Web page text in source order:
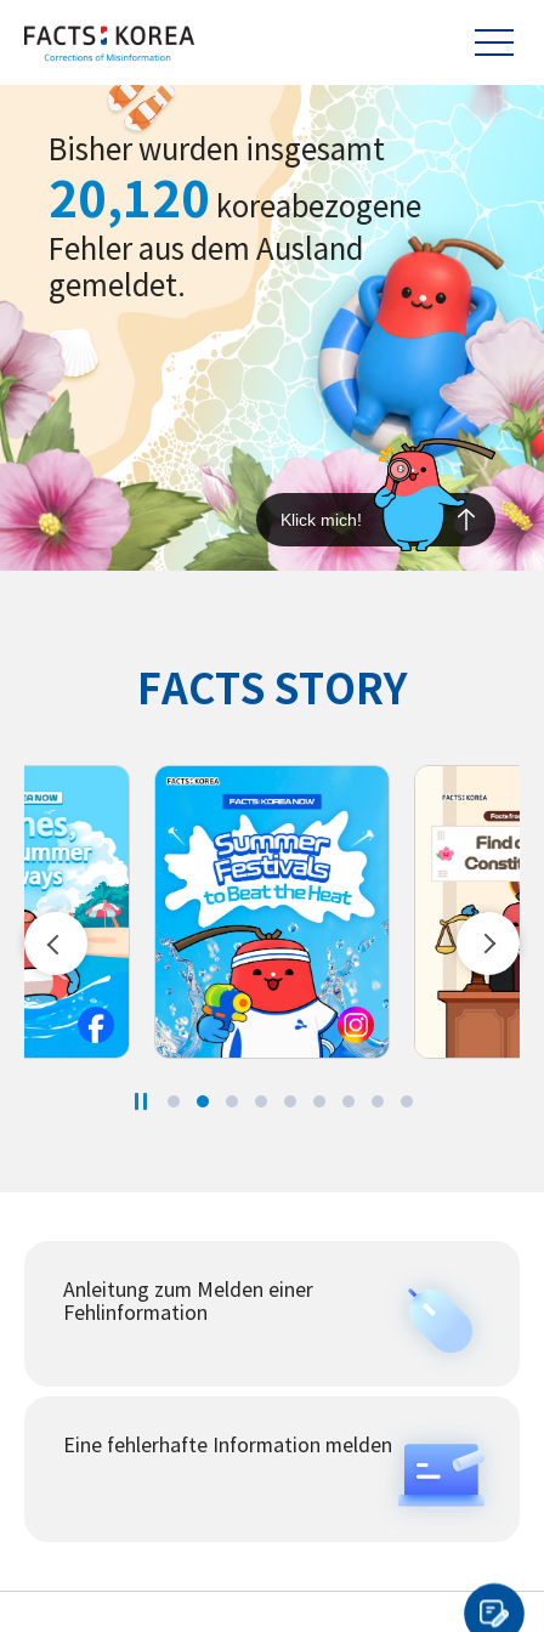
Bisher wurden insgesamt
20,120 koreabezogene
Fehler aus dem Ausland
gemeldet.
Klick mich!
FACTS STORY
facebook instagram
Anleitung zum Melden einer
Fehlinformation
Eine fehlerhafte Information melden